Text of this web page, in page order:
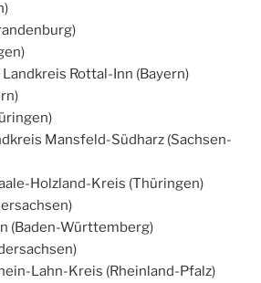
Landkreis Rottal-Inn (Bayern)
Mansfeld-Südharz (Sachsen-
Holzland-Kreis (Thüringen)
(Baden-Württemberg)
Lahn-Kreis (Rheinland-Pfalz)